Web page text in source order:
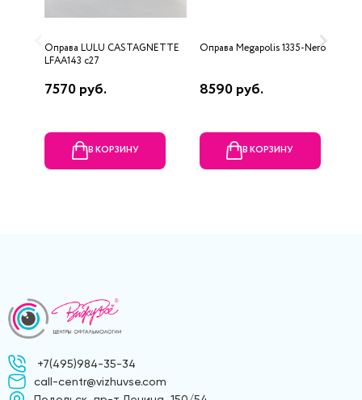
Оправа LULU CASTAGNETTE
LFAA143 c27
7570 руб.
В КОРЗИНУ
Оправа Megapolis 1335-Nero
8590 руб.
В КОРЗИНУ
+7(495)984-35-34
call-centr@vizhuvse.com